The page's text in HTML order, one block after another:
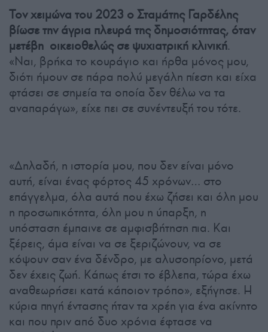
Τον χειμώνα του 2023 ο Σταμάτης Γαρδέλης
βίωσε την άγρια πλευρά της δημοσιότητας, όταν
μετέβη οικειοθελώς σε ψυχιατρική κλινική.
«Ναι, βρήκα το κουράγιο και ήρθα μόνος μου,
διότι ήμουν σε πάρα πολύ μεγάλη πίεση και είχα
φτάσει σε σημεία τα οποία δεν θέλω να τα
αναπαράγω», είχε πει σε συνέντευξή του τότε.
«Δηλαδή, η ιστορία μου, που δεν είναι μόνο
αυτή, είναι ένας φόρτος 45 χρόνων… στο
επάγγελμα, όλα αυτά που έχω ζήσει και όλη μου
η προσωπικότητα, όλη μου η ύπαρξη, η
υπόσταση έμπαινε σε αμφισβήτηση πια. Και
ξέρεις, άμα είναι να σε ξεριζώνουν, να σε
κόψουν σαν ένα δένδρο, με αλυσοπρίονο, μετά
δεν έχεις ζωή. Κάπως έτσι το έβλεπα, τώρα έχω
αναθεωρήσει κατά κάποιον τρόπο», εξήγησε. Η
κύρια πηγή έντασης ήταν τα χρέη για ένα ακίνητο
και που πριν από δυο χρόνια έφτασε να